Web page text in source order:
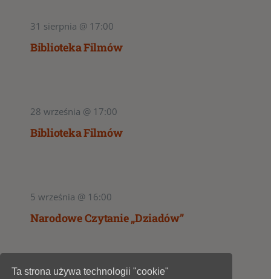
31 sierpnia @ 17:00
Biblioteka Filmów
28 września @ 17:00
Biblioteka Filmów
5 września @ 16:00
Narodowe Czytanie „Dziadów”
Ta strona używa technologii "cookie"